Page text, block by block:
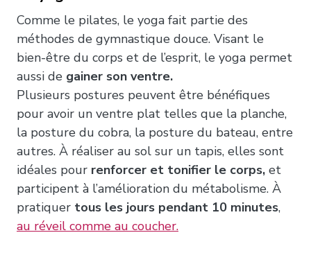
Comme le pilates, le yoga fait partie des
méthodes de gymnastique douce. Visant le
bien-être du corps et de l’esprit, le yoga permet
aussi de gainer son ventre.
Plusieurs postures peuvent être bénéfiques
pour avoir un ventre plat telles que la planche,
la posture du cobra, la posture du bateau, entre
autres. À réaliser au sol sur un tapis, elles sont
idéales pour renforcer et tonifier le corps, et
participent à l’amélioration du métabolisme. À
pratiquer tous les jours pendant 10 minutes,
au réveil comme au coucher.